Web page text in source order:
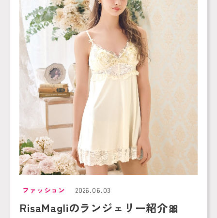
ファッション 2026.06.03
RisaMagliのランジェリー紹介🎀